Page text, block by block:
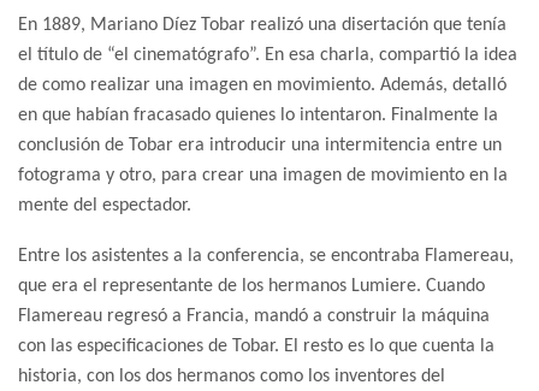
En 1889, Mariano Díez Tobar realizó una disertación que tenía
el título de “el cinematógrafo”. En esa charla, compartió la idea
de como realizar una imagen en movimiento. Además, detalló
en que habían fracasado quienes lo intentaron. Finalmente la
conclusión de Tobar era introducir una intermitencia entre un
fotograma y otro, para crear una imagen de movimiento en la
mente del espectador.
Entre los asistentes a la conferencia, se encontraba Flamereau,
que era el representante de los hermanos Lumiere. Cuando
Flamereau regresó a Francia, mandó a construir la máquina
con las especificaciones de Tobar. El resto es lo que cuenta la
historia, con los dos hermanos como los inventores del